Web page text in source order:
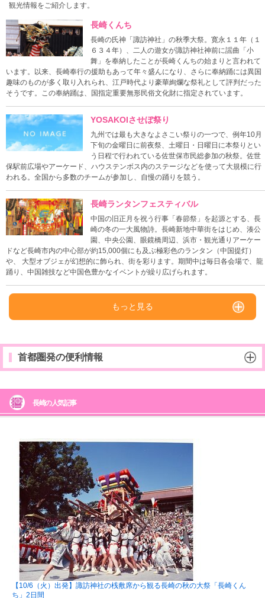
観光情報をご紹介します。
長崎くんち
長崎の氏神「諏訪神社」の秋季大祭。寛永１１年（１
６３４年）、二人の遊女が諏訪神社神前に謡曲「小
舞」を奉納したことが長崎くんちの始まりと言われて
います。以来、長崎奉行の援助もあって年々盛んになり、さらに奉納踊には異国
趣味のものが多く取り入れられ、江戸時代より豪華絢爛な祭礼として評判だった
そうです。この奉納踊は、国指定重要無形民俗文化財に指定されています。
YOSAKOIさせぼ祭り
九州では最も大きなよさこい祭りの一つで、例年10月
下旬の金曜日に前夜祭、土曜日・日曜日に本祭りとい
う日程で行われている佐世保市民総参加の秋祭。佐世
保駅前広場やアーケード、ハウステンボス内のステージなどを使って大規模に行
われる。全国から多数のチームが参加し、自慢の踊りを競う。
長崎ランタンフェスティバル
中国の旧正月を祝う行事「春節祭」を起源とする、長
崎の冬の一大風物詩。長崎新地中華街をはじめ、湊公
園、中央公園、眼鏡橋周辺、浜市・観光通りアーケー
ドなど長崎市内の中心部が約15,000個にも及ぶ極彩色のランタン（中国提灯）
や、 大型オブジェが幻想的に飾られ、街を彩ります。期間中は毎日各会場で、龍
踊り、中国雑技など中国色豊かなイベントが繰り広げられます。
もっと見る
首都圏発の便利情報
長崎の人気記事
【10/6（火）出発】諏訪神社の桟敷席から観る長崎の秋の大祭「長崎くん
ち」2日間